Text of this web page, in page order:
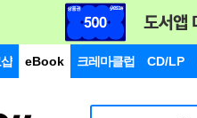
eBook 크레마클럽 CD/LP